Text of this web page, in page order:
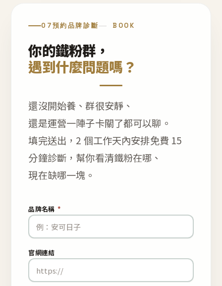
07預約品牌診斷 BOOK
你的鐵粉群，
遇到什麼問題嗎？
還沒開始養、群很安靜、
還是運營一陣子卡關了都可以聊。
填完送出，2 個工作天內安排免費 15
分鐘診斷，幫你看清鐵粉在哪、
現在缺哪一塊。
品牌名稱 *
官網連結